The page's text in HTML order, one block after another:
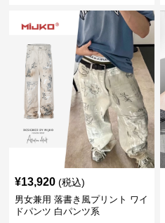
¥13,920 (税込)
男女兼用 落書き風プリント ワイ
ドパンツ 白パンツ系